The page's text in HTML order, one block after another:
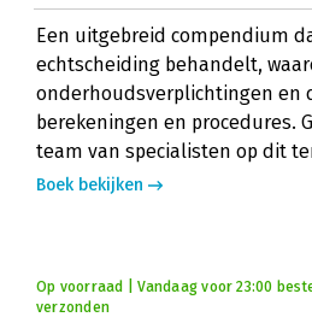
Een uitgebreid compendium
echtscheiding behandelt,
onderhoudsverplichtingen en
berekeningen en procedures.
team van specialisten op dit
Boek bekijken
Op voorraad | Vandaag voor 23:00
verzonden